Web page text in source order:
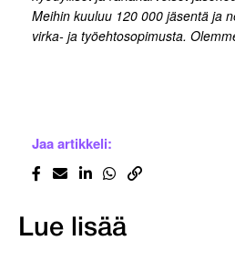
Meihin kuuluu 120 000 jäsentä ja
virka- ja työehtosopimusta.
Jaa artikkeli:
Lue lisää